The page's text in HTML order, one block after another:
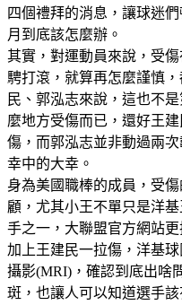
四個禮拜的消息，讓球迷
月到底該怎麼辦。
其實，對運動員來說，受
騁打滾，就算再怎麼謹慎
民、郭泓志來說，這也不
麼地方受傷而已，還好王
傷，而郭泓志並非動過兩
幸中的大幸。
身為美國職棒的成員，受
顧，尤其小王不單只是洋
手之一，大聯盟官方網站
加上王建民一拉傷，洋基
攝影(MRI)，確認到底出啥
斑，也讓人可以知道選手該